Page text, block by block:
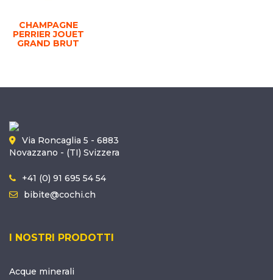
CHAMPAGNE
PERRIER JOUET
GRAND BRUT
Via Roncaglia 5 - 6883
Novazzano - (TI) Svizzera
+41 (0) 91 695 54 54
bibite@cochi.ch
I NOSTRI PRODOTTI
Acque minerali